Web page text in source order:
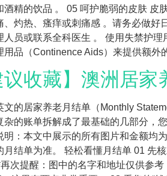
酒精的饮品 。 05 呵护脆弱的皮肤 皮
、灼热、瘙痒或刺痛感 。请务必做好
人员或联系全科医生 。 使用失禁护
用品（Continence Aids）来提供额外
议收藏】澳洲居
文的居家养老月结单（Monthly
杂的账单拆解成了最基础的几部分，
明：本文中展示的所有图片和金额均
月结单为准。 轻松看懂月结单 01 先
次提醒：图中的名字和地址仅供参